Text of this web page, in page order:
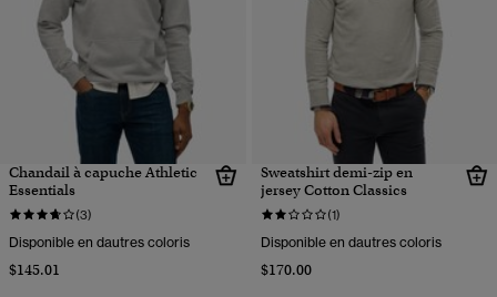
Chandail à capuche Athletic
Essentials
(3)
Disponible en dautres coloris
$145.01
Sweatshirt demi-zip en
jersey Cotton Classics
(1)
Disponible en dautres coloris
$170.00